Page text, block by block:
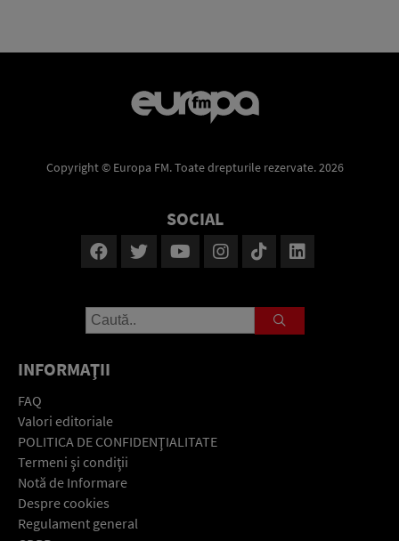
Copyright © Europa FM. Toate drepturile rezervate. 2026
SOCIAL
INFORMAŢII
FAQ
Valori editoriale
POLITICA DE CONFIDENŢIALITATE
Termeni şi condiţii
Notă de Informare
Despre cookies
Regulament general